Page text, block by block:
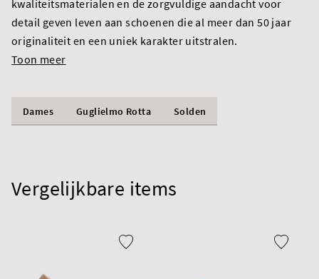
kwaliteitsmaterialen en de zorgvuldige aandacht voor
detail geven leven aan schoenen die al meer dan 50 jaar
originaliteit en een uniek karakter uitstralen.
Toon meer
Dames Guglielmo Rotta Solden
Vergelijkbare items